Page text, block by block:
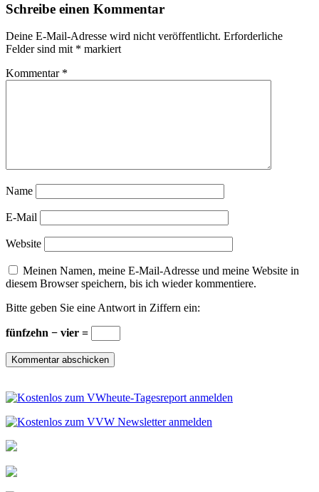
Schreibe einen Kommentar
Deine E-Mail-Adresse wird nicht veröffentlicht. Erforderliche
Felder sind mit * markiert
Kommentar *
Name
E-Mail
Website
Meinen Namen, meine E-Mail-Adresse und meine Website in
diesem Browser speichern, bis ich wieder kommentiere.
Bitte geben Sie eine Antwort in Ziffern ein:
fünfzehn − vier =